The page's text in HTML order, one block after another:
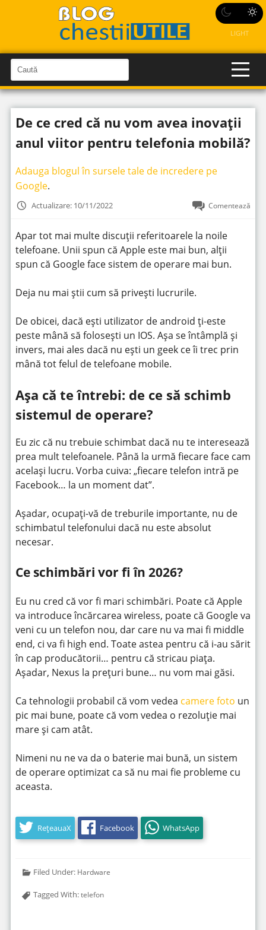
LIGHT
a
u
t
C
a
u
î
n
i
t
De ce cred că nu vom avea inovații
anul viitor pentru telefonia mobilă?
Adauga blogul în sursele tale de incredere pe
Google.
Actualizare: 10/11/2022 Comentează
Apar tot mai multe discuții referitoarele la noile
telefoane. Unii spun că Apple este mai bun, alții
spun că Google face sistem de operare mai bun.
Deja nu mai știi cum să privești lucrurile.
De obicei, dacă ești utilizator de android ți-este
peste mână să folosești un IOS. Așa se întâmplă și
invers, mai ales dacă nu ești un geek ce îi trec prin
mână tot felul de telefoane mobile.
Așa că te întrebi: de ce să schimb
sistemul de operare?
Eu zic că nu trebuie schimbat dacă nu te interesează
prea mult telefoanele. Până la urmă fiecare face cam
același lucru. Vorba cuiva: „fiecare telefon intră pe
Facebook… la un moment dat”.
Așadar, ocupați-vă de treburile importante, nu de
schimbatul telefonului dacă nu este absolut
necesar.
Ce schimbări vor fi în 2026?
Eu nu cred că vor fi mari schimbări. Poate că Apple
va introduce încărcarea wireless, poate că Google va
veni cu un telefon nou, dar care nu va mai fi middle
end, ci va fi high end. Toate astea pentru că i-au sărit
în cap producătorii… pentru că stricau piața.
Așadar, Nexus la prețuri bune… nu vom mai găsi.
Ca tehnologii probabil că vom vedea camere foto un
pic mai bune, poate că vom vedea o rezoluție mai
mare și cam atât.
Nimeni nu ne va da o baterie mai bună, un sistem
de operare optimizat ca să nu mai fie probleme cu
aceasta.
RețeauaX Facebook WhatsApp
Filed Under: Hardware
Tagged With:telefon